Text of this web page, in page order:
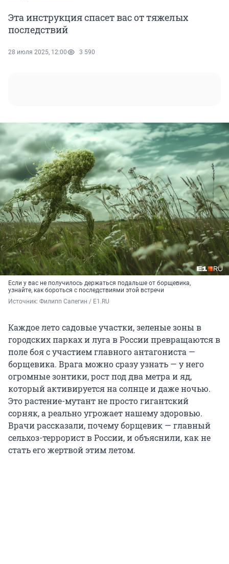
Эта инструкция спасет вас от тяжелых
последствий
28 июля 2025, 12:00 3 590
Если у вас не получилось держаться подальше от борщевика,
узнайте, как бороться с последствиями этой встречи
Источник: Филипп Сапегин / E1.RU
Каждое лето садовые участки, зеленые зоны в
городских парках и луга в России превращаются в
поле боя с участием главного антагониста —
борщевика. Врага можно сразу узнать — у него
огромные зонтики, рост под два метра и яд,
который активируется на солнце и даже ночью.
Это растение-мутант не просто гигантский
сорняк, а реально угрожает нашему здоровью.
Врачи рассказали, почему борщевик — главный
сельхоз-террорист в России, и объяснили, как не
стать его жертвой этим летом.